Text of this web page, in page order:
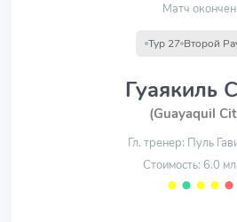
Матч окончен
Тур 27 Второй
Гуаякиль
(Guayaquil
Гл. тренер: Пуль
Стоимость: 6.0
⬤ ⬤ ⬤ ⬤ ⬤